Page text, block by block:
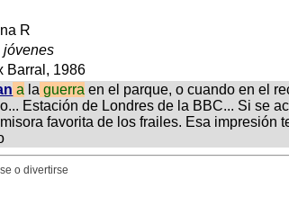
R
jóvenes
Barral, 1986
a la guerra en el parque, o cuando en el
Estación de Londres de la BBC... Si se
favorita de los frailes. Esa impresión
o divertirse